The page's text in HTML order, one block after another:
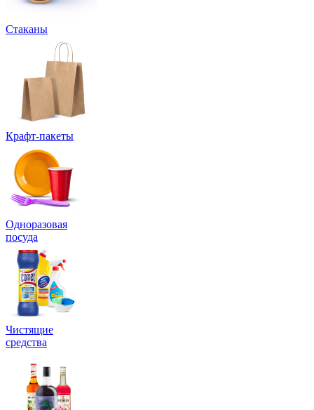
Стаканы
Крафт-пакеты
Одноразовая
посуда
Чистящие
средства